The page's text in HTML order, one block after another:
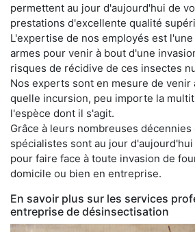
permettent au jour d'aujourd'hui de
prestations d'excellente qualité
L'expertise de nos employés est
armes pour venir à bout d'une
risques de récidive de ces insectes
Nos experts sont en mesure de venir
quelle incursion, peu importe la
l'espèce dont il s'agit.
Grâce à leurs nombreuses
spécialistes sont au jour
pour faire face à toute invasion de
domicile ou bien en entreprise.
En savoir plus sur les services
entreprise de désinsectisation